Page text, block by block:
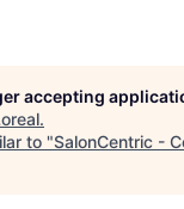
accepting
.
to "SalonCentric -